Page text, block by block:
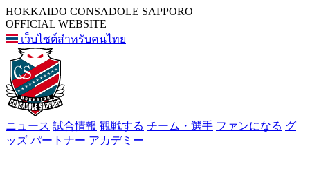
HOKKAIDO CONSADOLE SAPPORO
OFFICIAL WEBSITE
เว็บไซต์สำหรับคนไทย
ニュース 試合情報 観戦する チーム・選手 ファンになる グ
ッズ パートナー アカデミー